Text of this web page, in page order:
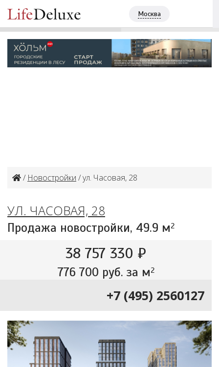
Москва
/ Новостройки / ул. Часовая, 28
УЛ. ЧАСОВАЯ, 28
Продажа новостройки, 49.9 м2
38 757 330 ₽
776 700 руб. за м2
+7 (495) 2560127
SOUL
+7 (495) 2560127 ПОЗВОНИТЬ